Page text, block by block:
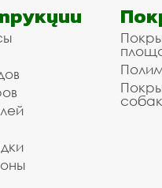
собак